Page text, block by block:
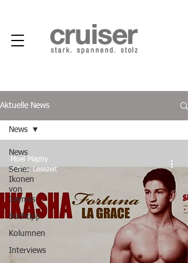
Aktuelle News
News
Serie:
Ikonen
von
Damals
Buchtipp
Kolumnen
Interviews
News
Moel Maphy
2 Min. Lesezeit